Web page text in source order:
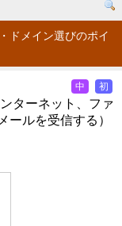
ドメイン選びのポイ
中 初
ターネット、ファ
ールを受信する）